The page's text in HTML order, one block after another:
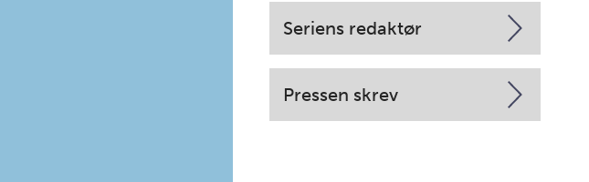
Seriens redaktør
Pressen skrev